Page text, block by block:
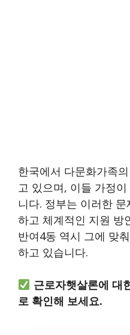
한국에서 다문화가족
고 있으며, 이들 가정
니다. 정부는 이러한
하고 체계적인 지원 방
반여4동 역시 그에 맞
하고 있습니다.
근로자햇살론에 대
로 확인해 보세요.